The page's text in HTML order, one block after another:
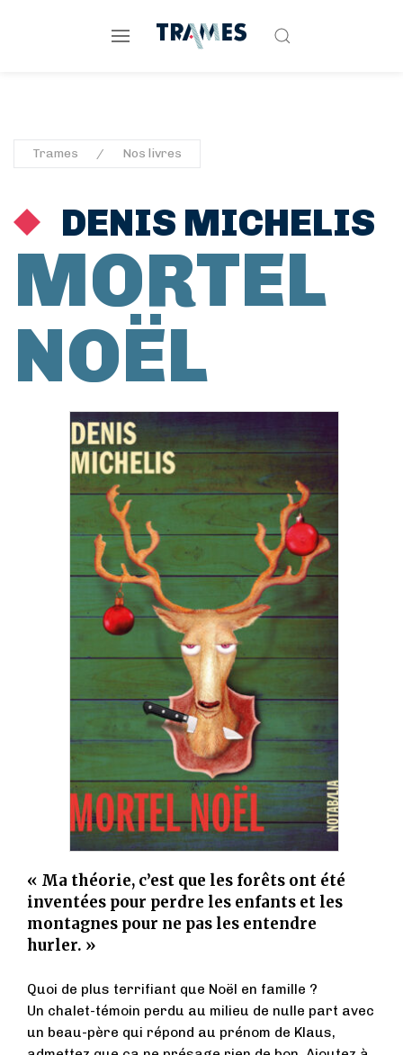
Trames Nos livres
DENIS MICHELIS
MORTEL
NOËL
« Ma théorie, c’est que les forêts ont été
inventées pour perdre les enfants et les
montagnes pour ne pas les entendre
hurler. »
Quoi de plus terrifiant que Noël en famille ?
Un chalet-témoin perdu au milieu de nulle part avec
un beau-père qui répond au prénom de Klaus,